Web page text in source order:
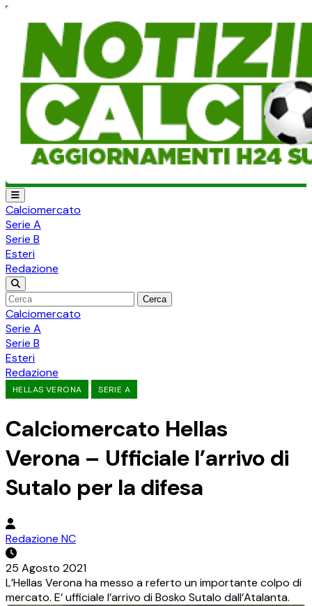
Calciomercato
Serie A
Serie B
Esteri
Redazione
Cerca
Calciomercato
Serie A
Serie B
Esteri
Redazione
HELLAS VERONA SERIE A
Calciomercato Hellas
Verona – Ufficiale l’arrivo di
Sutalo per la difesa
Redazione NC
25 Agosto 2021
L’Hellas Verona ha messo a referto un importante colpo di
mercato. E’ ufficiale l’arrivo di Bosko Sutalo dall’Atalanta.